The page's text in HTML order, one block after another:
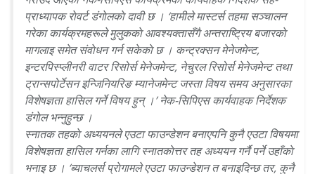
प्राध्यापक राेवर्ट डंगाेलकाे दावी छ । ‘हामीले मास्टर्स तहमा सञ्चालन
गरेका कार्यक्रमहरूले मुलुककाे आवश्यक्तासँगै अन्तराष्ट्रिय बजारकाे
मागलाइ समेत संवाेधन गर्न सकेकाे छ । कन्ट्रक्सन मेनेजमेन्ट,
इन्टरपिस्प्लीनरी वाटर रिसोर्स मेनेजमेन्ट, नेचुरल रिसोर्स मेनेजमेन्ट तथा
ट्रान्सपोर्टेसन इन्जिनियरिङ म्यानेजमेन्ट जस्ता विषय समय अनुसारका
विशेषज्ञता हासिल गर्ने विषय हुन् ।’ नेक-सिपिएस कार्यवाहक निर्देशक
डंगाेल भन्नुहुन्छ ।
स्नातक तहकाे अध्ययनले एउटा फाउन्डेशन बनाएपनि कुनै एउटा विषयमा
विशेषज्ञता हासिल गर्नका लागि स्नातकाेत्तर तह अध्ययन गर्नै पर्ने उहाँकाे
भनाइ छ । ‘ब्याचलर्स प्राेगामले एउटा फाउन्डेशन त बनाइदिन्छ तर, कुनै